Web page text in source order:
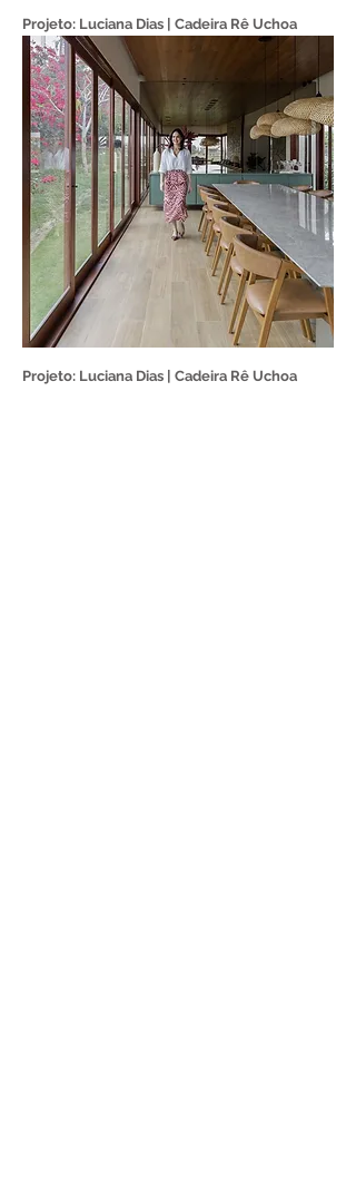
Projeto: Luciana Dias | Cadeira Rê Uchoa
Projeto: Luciana Dias | Cadeira Rê Uchoa